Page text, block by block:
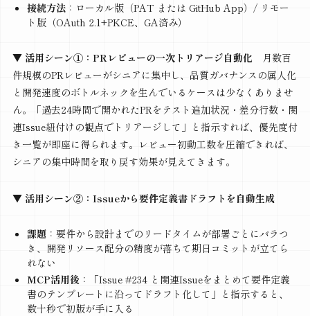
接続方法：ローカル版（PAT または GitHub App）/ リモー
ト版（OAuth 2.1+PKCE、GA済み）
▼ 活用シーン①：PRレビューの一次トリアージ自動化 月数百
件規模のPRレビューがシニアに集中し、品質ガバナンスの属人化
と開発速度のボトルネックを生んでいるケースは少なくありませ
ん。「過去24時間で開かれたPRをテスト追加状況・差分行数・関
連Issue紐付けの観点でトリアージして」と指示すれば、優先度付
き一覧が即座に得られます。レビュー初動工数を圧縮できれば、
シニアの集中時間を取り戻す効果が見えてきます。
▼ 活用シーン②：Issueから要件定義書ドラフトを自動生成
課題：要件から設計までのリードタイムが部署ごとにバラつ
き、開発リソース配分の精度が落ちて期日コミットが立てら
れない
MCP活用後：「Issue #234 と関連Issueをまとめて要件定義
書のテンプレートに沿ってドラフト化して」と指示すると、
数十秒で初版が手に入る